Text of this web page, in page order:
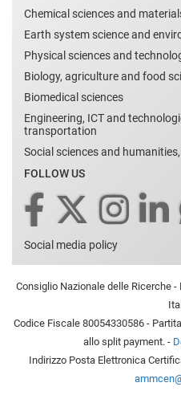
Chemical sciences and
Earth system science and
Physical sciences and
Biology, agriculture and food
Biomedical sciences
Engineering, ICT and
transportation
Social sciences and
FOLLOW US
Social media policy
Consiglio Nazionale delle Ricerche -
Codice Fiscale 80054330586 -
allo split payment. -
Indirizzo Posta Elettronica